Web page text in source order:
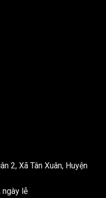
2, Xã Tân Xuân, Huyện
ngày lễ